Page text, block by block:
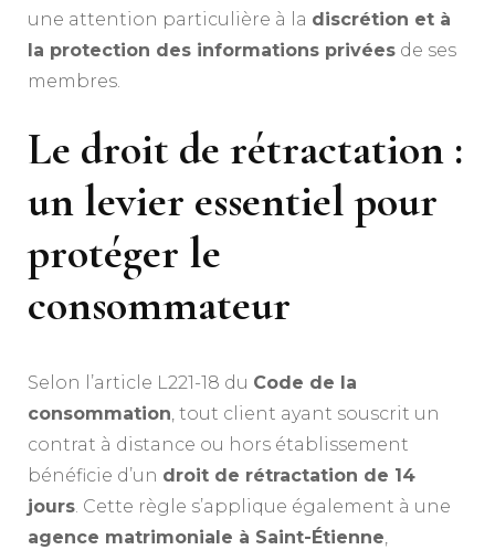
une attention particulière à la discrétion et à
la protection des informations privées de ses
membres.
Le droit de rétractation :
un levier essentiel pour
protéger le
consommateur
Selon l’article L221-18 du Code de la
consommation, tout client ayant souscrit un
contrat à distance ou hors établissement
bénéficie d’un droit de rétractation de 14
jours. Cette règle s’applique également à une
agence matrimoniale à Saint-Étienne,